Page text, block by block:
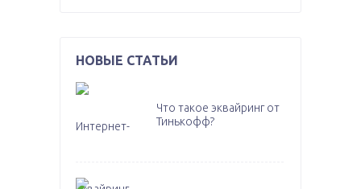
НОВЫЕ СТАТЬИ
Что такое эквайринг от
Тинькофф?